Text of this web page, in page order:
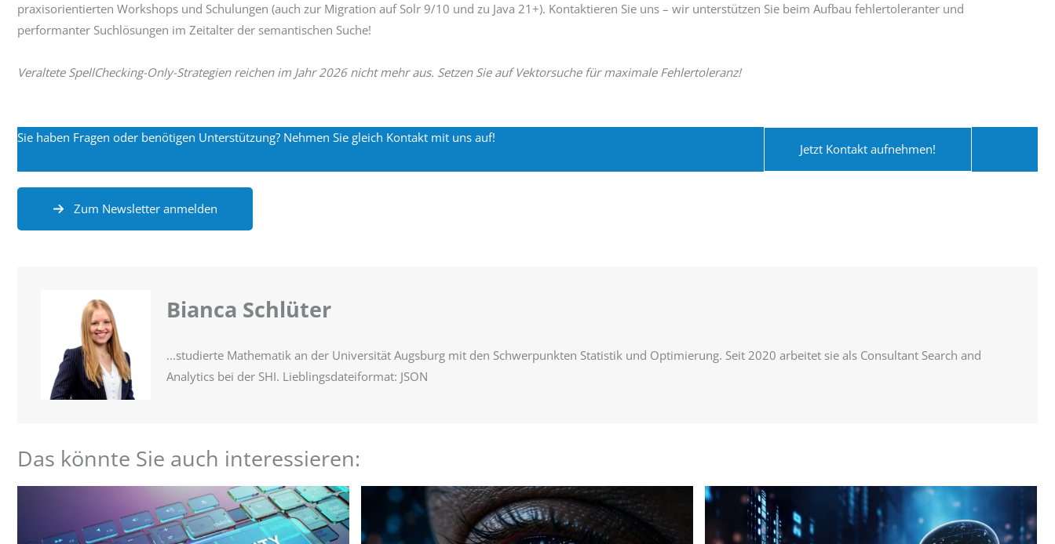
praxisorientierten Workshops und Schulungen (auch zur Migration auf Solr 9/10 und zu Java 21+). Kontaktieren Sie uns – wir unterstützen Sie beim Aufbau fehlertoleranter und
performanter Suchlösungen im Zeitalter der semantischen Suche!
Veraltete SpellChecking-Only-Strategien reichen im Jahr 2026 nicht mehr aus. Setzen Sie auf Vektorsuche für maximale Fehlertoleranz!
Sie haben Fragen oder benötigen Unterstützung? Nehmen Sie gleich Kontakt mit uns auf!
Jetzt Kontakt aufnehmen!
Zum Newsletter anmelden
Bianca Schlüter
...studierte Mathematik an der Universität Augsburg mit den Schwerpunkten Statistik und Optimierung. Seit 2020 arbeitet sie als Consultant Search and
Analytics bei der SHI. Lieblingsdateiformat: JSON
Das könnte Sie auch interessieren: